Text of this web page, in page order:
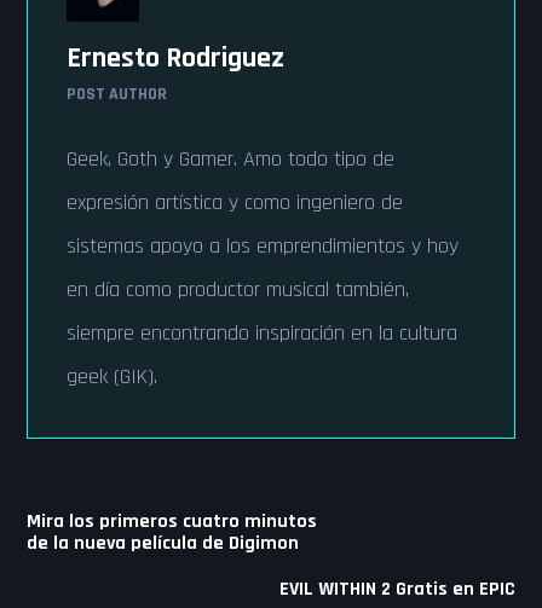
Ernesto Rodriguez
POST AUTHOR
Geek, Goth y Gamer. Amo todo tipo de
expresión artística y como ingeniero de
sistemas apoyo a los emprendimientos y hoy
en día como productor musical también,
siempre encontrando inspiración en la cultura
geek (GIK).
Navegación
de
Mira los primeros cuatro minutos
de la nueva película de Digimon
EVIL WITHIN 2 Gratis en EPIC